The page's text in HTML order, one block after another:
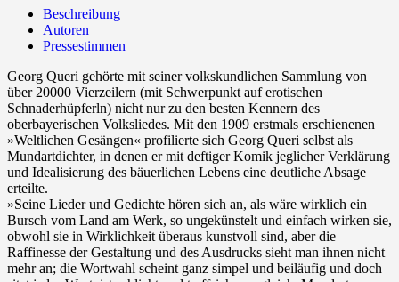
Beschreibung
Autoren
Pressestimmen
Georg Queri gehörte mit seiner volkskundlichen Sammlung von
über 20000 Vierzeilern (mit Schwerpunkt auf erotischen
Schnaderhüpferln) nicht nur zu den besten Kennern des
oberbayerischen Volksliedes. Mit den 1909 erstmals erschienenen
»Weltlichen Gesängen« profilierte sich Georg Queri selbst als
Mundartdichter, in denen er mit deftiger Komik jeglicher Verklärung
und Idealisierung des bäuerlichen Lebens eine deutliche Absage
erteilte.
»Seine Lieder und Gedichte hören sich an, als wäre wirklich ein
Bursch vom Land am Werk, so ungekünstelt und einfach wirken sie,
obwohl sie in Wirklichkeit überaus kunstvoll sind, aber die
Raffinesse der Gestaltung und des Ausdrucks sieht man ihnen nicht
mehr an; die Wortwahl scheint ganz simpel und beiläufig und doch